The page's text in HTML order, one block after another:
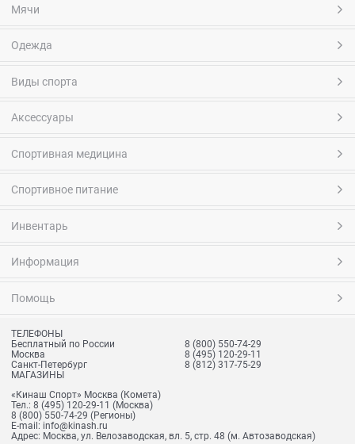
Мячи
Одежда
Виды спорта
Аксессуары
Спортивная медицина
Спортивное питание
Инвентарь
Информация
Помощь
ТЕЛЕФОНЫ
Бесплатный по России
8 (800) 550-74-29
Москва
8 (495) 120-29-11
Санкт-Петербург
8 (812) 317-75-29
МАГАЗИНЫ
«Кинаш Спорт» Москва (Комета)
Тел.: 8 (495) 120-29-11 (Москва)
8 (800) 550-74-29 (Регионы)
E-mail: info@kinash.ru
Адрес: Москва, ул. Велозаводская, вл. 5, стр. 48 (м. Автозаводская)